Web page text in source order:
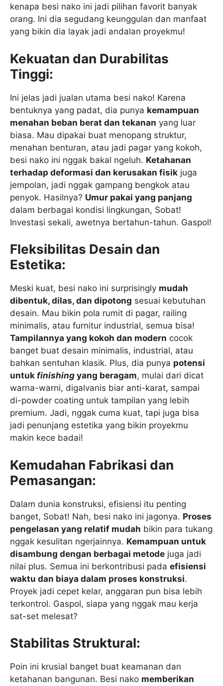
kenapa besi nako ini jadi pilihan favorit banyak
orang. Ini dia segudang keunggulan dan manfaat
yang bikin dia layak jadi andalan proyekmu!
Kekuatan dan Durabilitas
Tinggi:
Ini jelas jadi jualan utama besi nako! Karena
bentuknya yang padat, dia punya kemampuan
menahan beban berat dan tekanan yang luar
biasa. Mau dipakai buat menopang struktur,
menahan benturan, atau jadi pagar yang kokoh,
besi nako ini nggak bakal ngeluh. Ketahanan
terhadap deformasi dan kerusakan fisik juga
jempolan, jadi nggak gampang bengkok atau
penyok. Hasilnya? Umur pakai yang panjang
dalam berbagai kondisi lingkungan, Sobat!
Investasi sekali, awetnya bertahun-tahun. Gaspol!
Fleksibilitas Desain dan
Estetika:
Meski kuat, besi nako ini surprisingly mudah
dibentuk, dilas, dan dipotong sesuai kebutuhan
desain. Mau bikin pola rumit di pagar, railing
minimalis, atau furnitur industrial, semua bisa!
Tampilannya yang kokoh dan modern cocok
banget buat desain minimalis, industrial, atau
bahkan sentuhan klasik. Plus, dia punya potensi
untuk finishing yang beragam, mulai dari dicat
warna-warni, digalvanis biar anti-karat, sampai
di-powder coating untuk tampilan yang lebih
premium. Jadi, nggak cuma kuat, tapi juga bisa
jadi penunjang estetika yang bikin proyekmu
makin kece badai!
Kemudahan Fabrikasi dan
Pemasangan:
Dalam dunia konstruksi, efisiensi itu penting
banget, Sobat! Nah, besi nako ini jagonya. Proses
pengelasan yang relatif mudah bikin para tukang
nggak kesulitan ngerjainnya. Kemampuan untuk
disambung dengan berbagai metode juga jadi
nilai plus. Semua ini berkontribusi pada efisiensi
waktu dan biaya dalam proses konstruksi.
Proyek jadi cepet kelar, anggaran pun bisa lebih
terkontrol. Gaspol, siapa yang nggak mau kerja
sat-set melesat?
Stabilitas Struktural:
Poin ini krusial banget buat keamanan dan
ketahanan bangunan. Besi nako memberikan